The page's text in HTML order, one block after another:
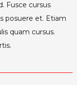
Fusce cursus
posuere et. Etiam
quam cursus.